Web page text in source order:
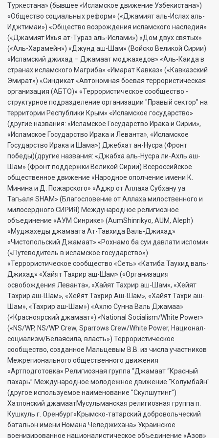
Туркестана» (бывшее «Исламское движение Узбекистана»)
«Общество социальных реформ» («Джамият аль-Ислах аль-
Иджтимаи») «Общество возрождения исламского наследия»
(«Джамият Ихья ат-Тураз аль-Ислами») «Дом двух святых»
(«Аль-Харамейн») «Джунд аш-Шам» (Войско Великой Сирии)
«Исламский джихад – Джамаат моджахедов» «Аль-Каида в
странах исламского Магриба» «Имарат Кавказ» («Кавказский
Эмират») «Синдикат «Автономная боевая террористическая
организация (АБТО)» «Террористическое сообщество -
структурное подразделение организации "Правый сектор" на
территории Республики Крым» «Исламское государство»
(другие названия: «Исламское Государство Ирака и Сирии»,
«Исламское Государство Ирака и Леванта», «Исламское
Государство Ирака и Шама») Джебхат ан-Нусра (Фронт
победы)(другие названия: «Джабха аль-Нусра ли-Ахль аш-
Шам» (Фронт поддержки Великой Сирии) Всероссийское
общественное движение «Народное ополчение имени К.
Минина и Д. Пожарского» «Аджр от Аллаха Субхану уа
Тагьаля SHAM» (Благословение от Аллаха милоственного и
милосердного СИРИЯ) Международное религиозное
объединение «АУМ Синрике» (AumShinrikyo, AUM, Aleph)
«Муджахеды джамаата Ат-Тавхида Валь-Джихад»
«Чистопольский Джамаат» «Рохнамо ба суи давлати исломи»
(«Путеводитель в исламское государство»)
«Террористическое сообщество «Сеть» «Катиба Таухид валь-
Джихад» «Хайят Тахрир аш-Шам» («Организация
освобождения Леванта», «Хайят Тахрир аш-Шам», «Хейят
Тахрир аш-Шам», «Хейят Тахрир Аш-Шам», «Хайят Тахри аш-
Шам», «Тахрир аш-Шам») «Ахлю Сунна Валь Джамаа»
(«Красноярский джамаат») «National Socialism/White Power»
(«NS/WP, NS/WP Crew, Sparrows Crew/White Power, Национал-
социализм/Белаясила, власть») Террористическое
сообщество, созданное Мальцевым В.В. из числа участников
Межрегионального общественного движения
«Артподготовка» Религиозная группа “Джамаат “Красный
пахарь” Международное молодежное движение "Колумбайн"
(другое используемое наименование "Скулшутинг")
Хатлонский джамаатМусульманская религиозная группа п.
Кушкуль г. Оренбург«Крымско-татарский добровольческий
батальон имени Номана Челеджихана» Украинское
военизированное националистическое объединение «Азов»